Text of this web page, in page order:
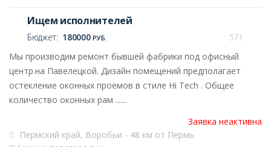
Ищем исполнителей
Бюджет: 180000РУБ.
571
Мы производим ремонт бывшей фабрики под офисный
центр.на Павелецкой. Дизайн помещений предполагает
остекление оконных проемов в стиле Hi Tech . Общее
количество оконных рам ......
Заявка неактивна
Пермский край, Воробьи - 48 км от Пермь